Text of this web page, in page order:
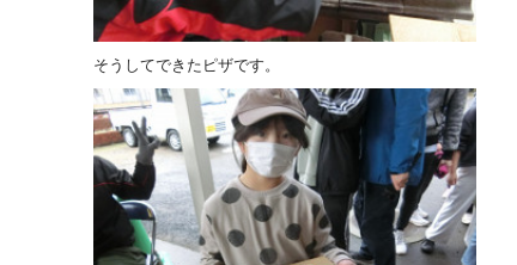
そうしてできたピザです。